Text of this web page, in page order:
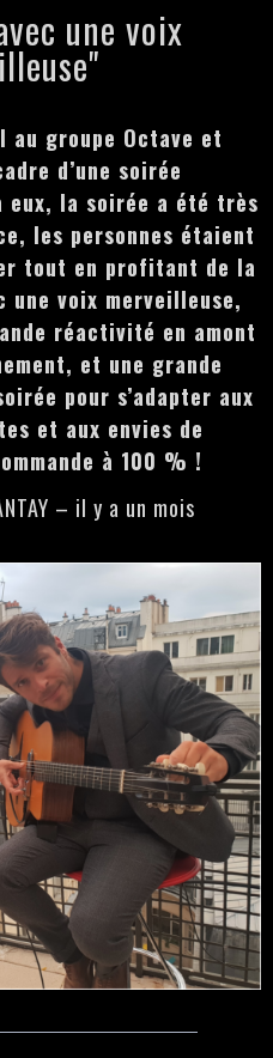
une voix
au groupe Octave et
d’une soirée
eux, la soirée a été très
les personnes étaient
tout en profitant de la
une voix merveilleuse,
réactivité en amont
et une grande
pour s’adapter aux
et aux envies de
à 100 % !
– il y a un mois